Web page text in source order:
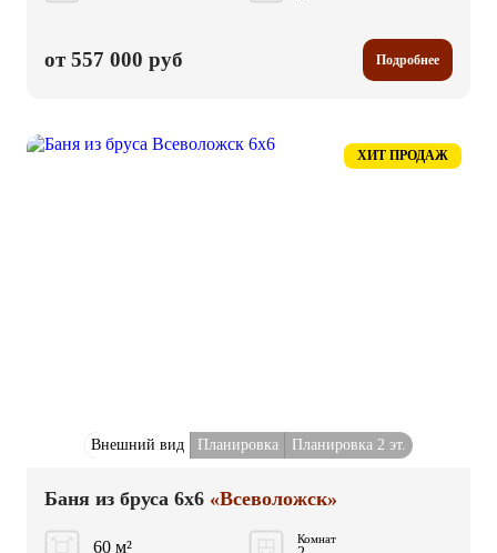
от 557 000 руб Подробнее
ХИТ ПРОДАЖ
Внешний вид Планировка Планировка 2 эт.
Баня из бруса 6x6 «Всеволожск»
60 м² Комнат